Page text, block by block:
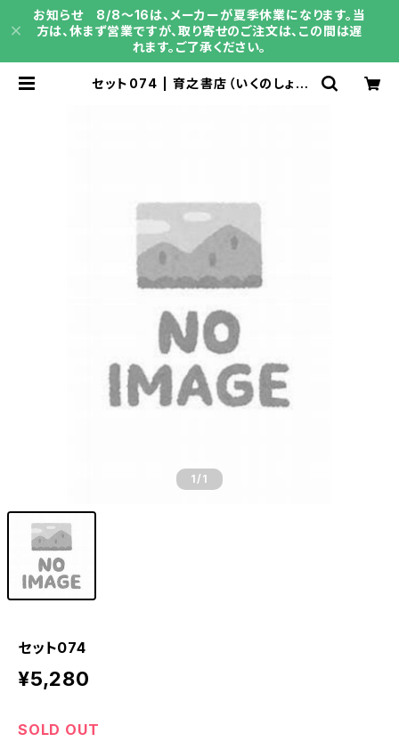
お知らせ 8/8～16は、メーカーが夏季休業になります。当
方は、休まず営業ですが、取り寄せのご注文は、この間は遅
れます。ご了承ください。
セット074 | 育之書店（いくのしょて
1 /1
セット074
¥5,280
SOLD OUT